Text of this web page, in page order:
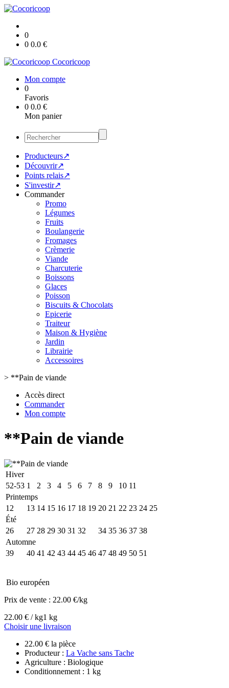
0
0 0.0 €
Cocoricoop
Mon compte
0
Favoris
0 0.0 €
Mon panier
Producteurs↗
Découvrir↗
Points relais↗
S'investir↗
Commander
Promo
Légumes
Fruits
Boulangerie
Fromages
Crèmerie
Viande
Charcuterie
Boissons
Glaces
Poisson
Biscuits & Chocolats
Epicerie
Traiteur
Maison & Hygiène
Jardin
Librairie
Accessoires
> **Pain de viande
Accès direct
Commander
Mon compte
**Pain de viande
Hiver
52-53 1 2 3 4 5 6 7 8 9 10 11
Printemps
12
13 14 15 16 17 18 19 20 21 22 23 24 25
Été
26
27 28 29 30 31 32 34 35 36 37 38
Automne
39
40 41 42 43 44 45 46 47 48 49 50 51
Bio européen
Prix de vente : 22.00 €/kg
22.00 € / kg1 kg
Choisir une livraison
22.00 € la pièce
Producteur : La Vache sans Tache
Agriculture : Biologique
Conditionnement : 1 kg